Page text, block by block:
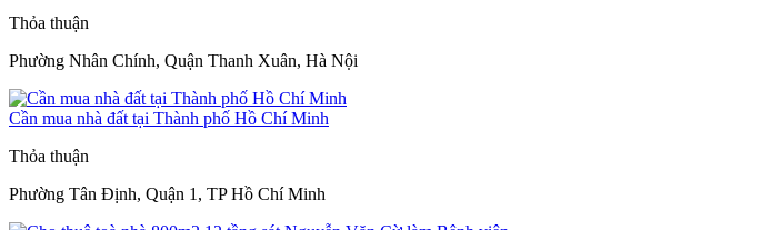
Thỏa thuận
Phường Nhân Chính, Quận Thanh Xuân, Hà Nội
Cần mua nhà đất tại Thành phố Hồ Chí Minh
Thỏa thuận
Phường Tân Định, Quận 1, TP Hồ Chí Minh